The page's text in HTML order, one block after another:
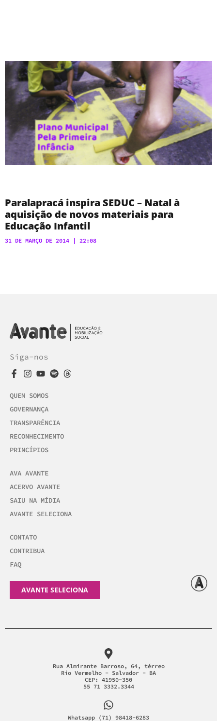
Paralapracá inspira SEDUC – Natal à
aquisição de novos materiais para
Educação Infantil
31 DE MARÇO DE 2014 22:08
Siga-nos
QUEM SOMOS
GOVERNANÇA
TRANSPARÊNCIA
RECONHECIMENTO
PRINCÍPIOS
AVA AVANTE
ACERVO AVANTE
SAIU NA MÍDIA
AVANTE SELECIONA
CONTATO
CONTRIBUA
FAQ
AVANTE SELECIONA
Rua Almirante Barroso, 64, térreo
Rio Vermelho - Salvador - BA
CEP: 41950-350
55 71 3332.3344
Whatsapp (71) 98418-6283